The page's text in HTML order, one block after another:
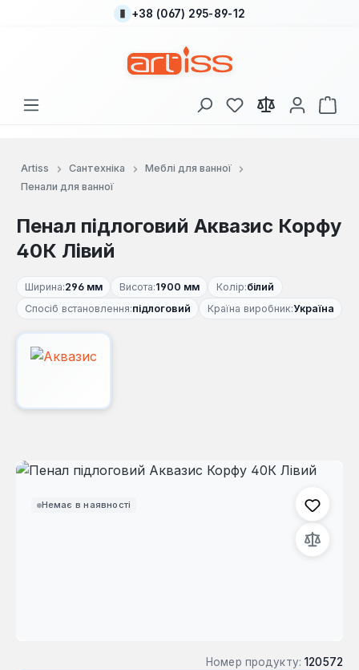
Перейти до основного вмісту
+38 (067) 295-89-12
У вас є 0 у списку
Artiss Сантехніка
Меблі для ванної
Пенали для ванної
Пенал підлоговий Аквазис Корфу
40К Лівий
Ширина:296 мм Висота:1900 мм Колір:білий
Спосіб встановлення:підлоговий Країна виробник:Україна
Немає в наявності
Пропустити галерею зображень
Номер продукту: 120572